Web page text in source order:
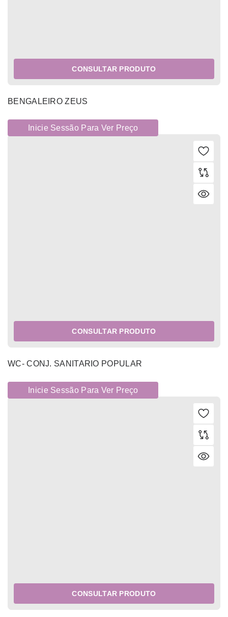
CONSULTAR PRODUTO
BENGALEIRO ZEUS
Inicie Sessão Para Ver Preço
CONSULTAR PRODUTO
WC- CONJ. SANITARIO POPULAR
Inicie Sessão Para Ver Preço
CONSULTAR PRODUTO